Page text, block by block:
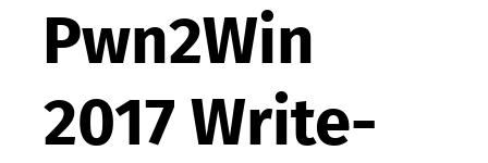
Pwn2Win
2017 Write-